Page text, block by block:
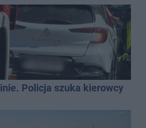
Policja szuka kierowcy